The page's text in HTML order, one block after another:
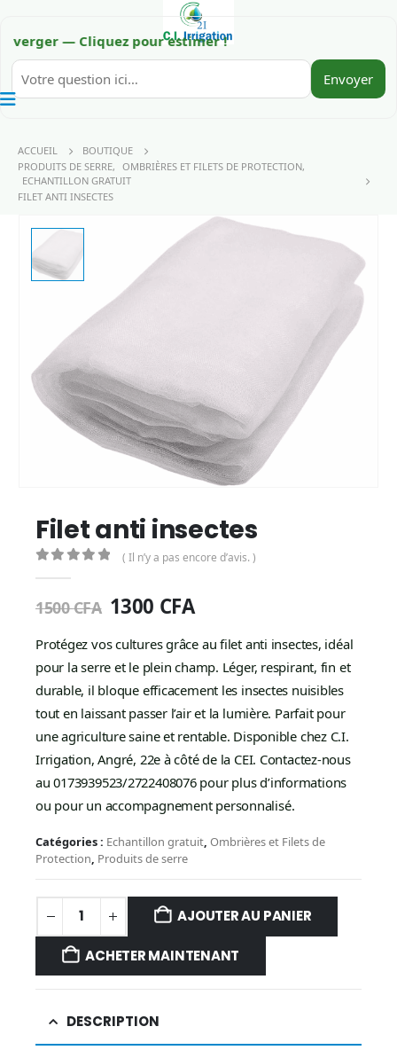
— Cliquez pour estimer !
Envoyer
ACCUEIL
BOUTIQUE
PRODUITS DE SERRE, OMBRIÈRES ET FILETS DE PROTECTION,
ECHANTILLON GRATUIT
FILET ANTI INSECTES
Filet anti insectes
( Il n’y a pas encore d’avis. )
1500CFA 1300 CFA
Protégez vos cultures grâce au filet anti insectes, idéal
pour la serre et le plein champ. Léger, respirant, fin et
durable, il bloque efficacement les insectes nuisibles
tout en laissant passer l’air et la lumière. Parfait pour
une agriculture saine et rentable. Disponible chez C.I.
Irrigation, Angré, 22e à côté de la CEI. Contactez-nous
au 0173939523/2722408076 pour plus d’informations
ou pour un accompagnement personnalisé.
Catégories : Echantillon gratuit, Ombrières et Filets de
Protection, Produits de serre
AJOUTER AU PANIER
ACHETER MAINTENANT
DESCRIPTION